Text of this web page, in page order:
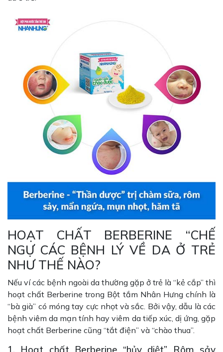
HOẠT CHẤT BERBERINE “CHẾ
NGỰ CÁC BỆNH LÝ VỀ DA Ở TRẺ
NHƯ THẾ NÀO?
Nếu ví các bệnh ngoài da thường gặp ở trẻ là “kẻ cắp” thì
hoạt chất Berberine trong Bột tắm Nhân Hưng chính là
“bà già” có móng tay cực nhọt và sắc. Bởi vậy, dẫu là các
bệnh viêm da mạn tính hay viêm da tiếp xúc, dị ứng, gặp
hoạt chất Berberine cũng “tắt điện” và “chào thua”.